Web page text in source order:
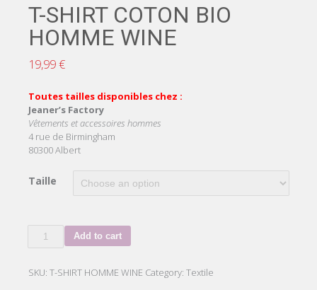
T-SHIRT COTON BIO
HOMME WINE
19,99€
Toutes tailles disponibles chez :
Jeaner’s Factory
Vêtements et accessoires hommes
4 rue de Birmingham
80300 Albert
Taille
BIO
Add to cart
SKU: T-SHIRT HOMME WINE Category: Textile